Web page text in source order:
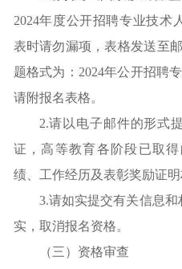
2024年度公开招聘专业技术
表时请勿漏项，表格发送至
题格式为：2024年公开招聘
请附报名表格。
2.请以电子邮件的形式
证，高等教育各阶段已取
绩、工作经历及表彰奖励证明
3.请如实提交有关信息
实，取消报名资格。
（三）资格审查